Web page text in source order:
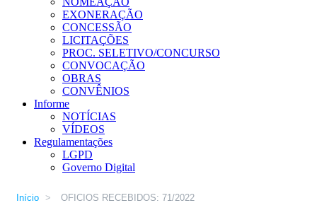
EXONERAÇÃO
CONCESSÃO
LICITAÇÕES
PROC. SELETIVO/CONCURSO
CONVOCAÇÃO
OBRAS
CONVÊNIOS
Informe
NOTÍCIAS
VÍDEOS
Regulamentações
LGPD
Governo Digital
Início > OFICIOS RECEBIDOS: 71/2022